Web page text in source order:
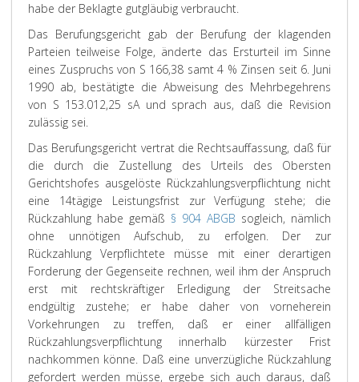
habe der Beklagte gutgläubig verbraucht.
Das Berufungsgericht gab der Berufung der klagenden
Parteien teilweise Folge, änderte das Ersturteil im Sinne
eines Zuspruchs von S 166,38 samt 4 % Zinsen seit 6. Juni
1990 ab, bestätigte die Abweisung des Mehrbegehrens
von S 153.012,25 sA und sprach aus, daß die Revision
zulässig sei.
Das Berufungsgericht vertrat die Rechtsauffassung, daß für
die durch die Zustellung des Urteils des Obersten
Gerichtshofes ausgelöste Rückzahlungsverpflichtung nicht
eine 14tägige Leistungsfrist zur Verfügung stehe; die
Rückzahlung habe gemäß § 904 ABGB sogleich, nämlich
ohne unnötigen Aufschub, zu erfolgen. Der zur
Rückzahlung Verpflichtete müsse mit einer derartigen
Forderung der Gegenseite rechnen, weil ihm der Anspruch
erst mit rechtskräftiger Erledigung der Streitsache
endgültig zustehe; er habe daher von vorneherein
Vorkehrungen zu treffen, daß er einer allfälligen
Rückzahlungsverpflichtung innerhalb kürzester Frist
nachkommen könne. Daß eine unverzügliche Rückzahlung
gefordert werden müsse, ergebe sich auch daraus, daß